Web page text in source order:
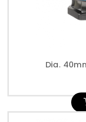
Dia.